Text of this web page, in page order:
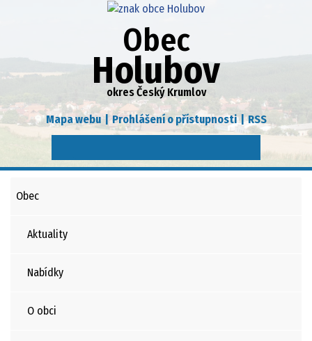
Obec
Holubov
okres Český Krumlov
Mapa webu | Prohlášení o přístupnosti | RSS
Obec
Aktuality
Nabídky
O obci